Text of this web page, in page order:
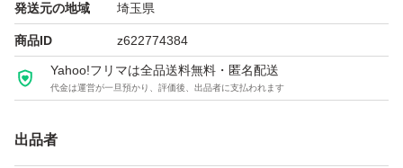
発送元の地域 埼玉県
商品ID z622774384
Yahoo!フリマは全品送料無料・匿名配送
代金は運営が一旦預かり、評価後、出品者に支払われます
出品者